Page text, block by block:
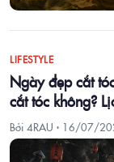
LIFESTYLE
Ngày đẹp cắt
cắt tóc không?
Bởi 4RAU · 16/07/